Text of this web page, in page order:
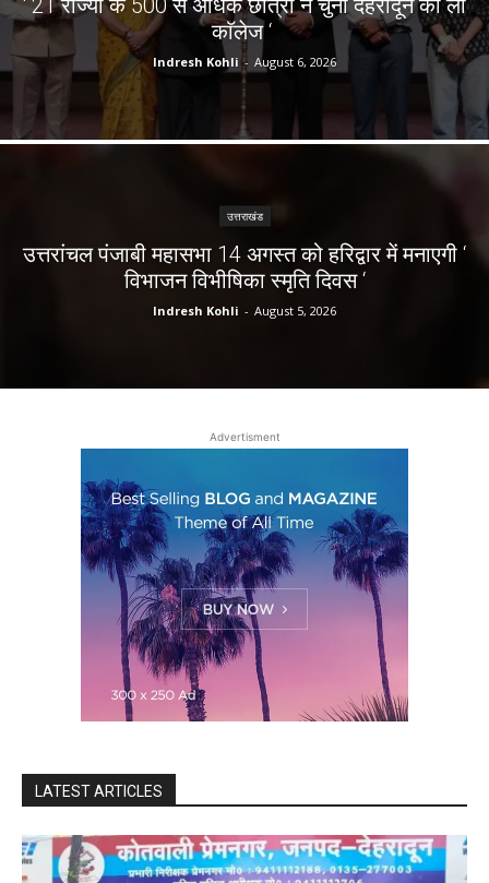
काॅलेज ‘
Indresh Kohli - August 6, 2026
उत्तराखंड
उत्तरांचल पंजाबी महासभा 14 अगस्त को हरिद्वार में मनाएगी ‘
विभाजन विभीषिका स्मृति दिवस ‘
Indresh Kohli - August 5, 2026
Advertisment
LATEST ARTICLES